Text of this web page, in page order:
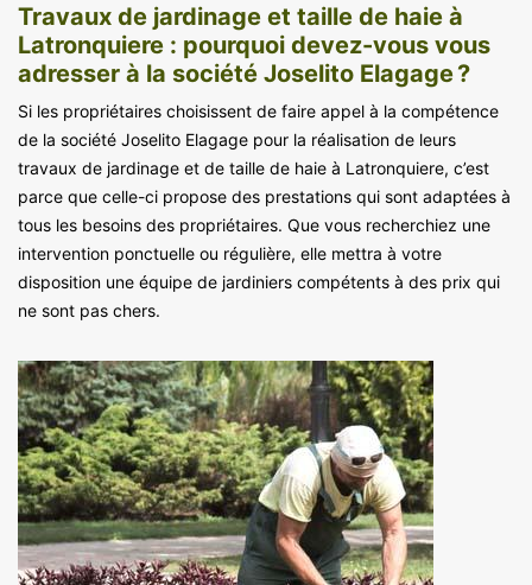
Travaux de jardinage et taille de haie à
Latronquiere : pourquoi devez-vous vous
adresser à la société Joselito Elagage ?
Si les propriétaires choisissent de faire appel à la compétence
de la société Joselito Elagage pour la réalisation de leurs
travaux de jardinage et de taille de haie à Latronquiere, c’est
parce que celle-ci propose des prestations qui sont adaptées à
tous les besoins des propriétaires. Que vous recherchiez une
intervention ponctuelle ou régulière, elle mettra à votre
disposition une équipe de jardiniers compétents à des prix qui
ne sont pas chers.